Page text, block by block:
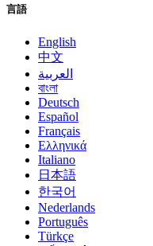
言語
English
中文
العربية
বাংলা
Deutsch
Español
Français
Ελληνικά
Italiano
日本語
한국어
Nederlands
Português
Türkçe